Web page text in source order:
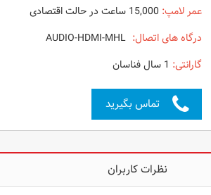
عمر لامپ:
درگاه های اتصال: AUDIO-HDMI-MHL
گارانتی:
تماس بگیرید
نظرات کاربران